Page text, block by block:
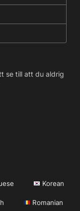
se till att du aldrig
Korean
Romanian